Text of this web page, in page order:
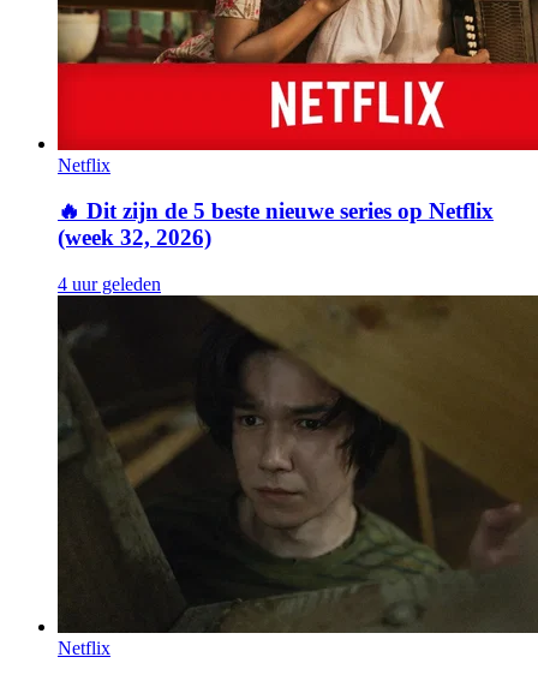
Netflix
🔥 Dit zijn de 5 beste nieuwe series op Netflix
(week 32, 2026)
4 uur geleden
Netflix